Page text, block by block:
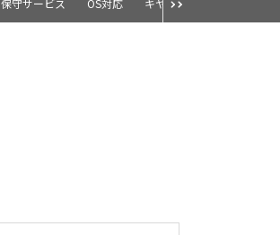
保守サービス OS対応 キヤノン純正トナーカート